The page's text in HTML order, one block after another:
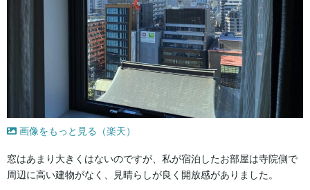
画像をもっと見る（楽天）
窓はあまり大きくはないのですが、私が宿泊したお部屋は寺院側で
周辺に高い建物がなく、見晴らしが良く開放感がありました。